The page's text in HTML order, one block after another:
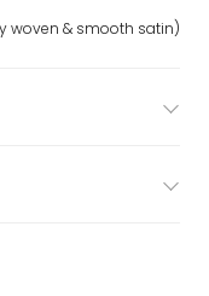
woven & smooth satin)